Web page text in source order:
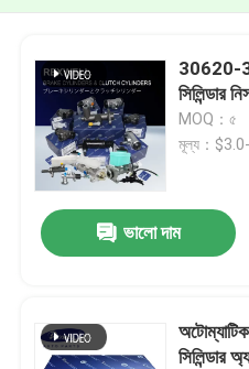
30620-
সিলিন্ডার
MOQ：৫
মূল্য：
ভালো দাম
সিলিন্ডার